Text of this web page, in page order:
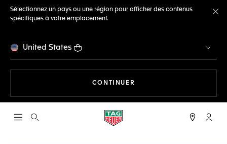
Sélectionnez un pays ou une région pour afficher des contenus
spécifiques à votre emplacement.
United States
CONTINUER
Ouvrir la barre de recherche